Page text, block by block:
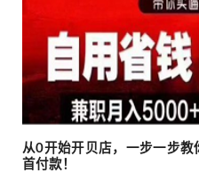
从0开始开贝店，一步一步
首付款！